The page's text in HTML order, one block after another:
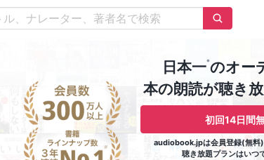
日本一※のオー
本の朗読が聴き
初回14日間
audiobook.jpは会員登録(無料)
聴き放題プランはいつ